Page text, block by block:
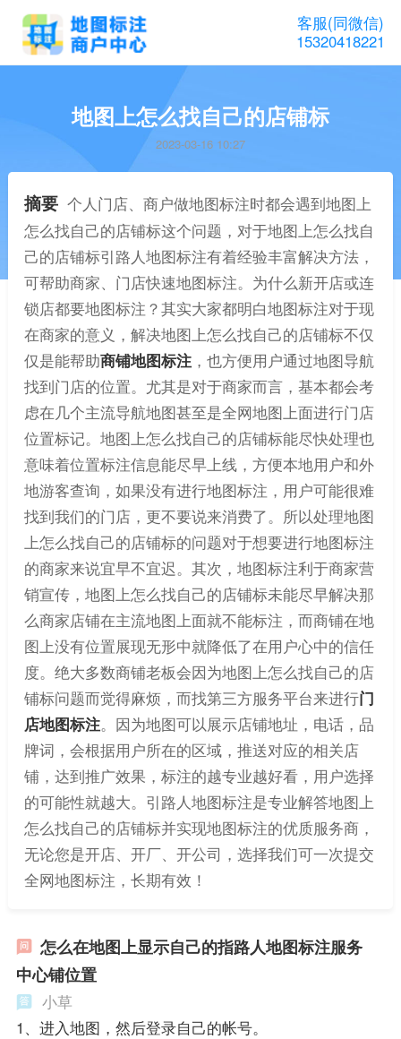
客服(同微信)
15320418221
地图上怎么找自己的店铺标
2023-03-16 10:27
摘要 个人门店、商户做地图标注时都会遇到地图上
怎么找自己的店铺标这个问题，对于地图上怎么找自
己的店铺标引路人地图标注有着经验丰富解决方法，
可帮助商家、门店快速地图标注。为什么新开店或连
锁店都要地图标注？其实大家都明白地图标注对于现
在商家的意义，解决地图上怎么找自己的店铺标不仅
仅是能帮助商铺地图标注，也方便用户通过地图导航
找到门店的位置。尤其是对于商家而言，基本都会考
虑在几个主流导航地图甚至是全网地图上面进行门店
位置标记。地图上怎么找自己的店铺标能尽快处理也
意味着位置标注信息能尽早上线，方便本地用户和外
地游客查询，如果没有进行地图标注，用户可能很难
找到我们的门店，更不要说来消费了。所以处理地图
上怎么找自己的店铺标的问题对于想要进行地图标注
的商家来说宜早不宜迟。其次，地图标注利于商家营
销宣传，地图上怎么找自己的店铺标未能尽早解决那
么商家店铺在主流地图上面就不能标注，而商铺在地
图上没有位置展现无形中就降低了在用户心中的信任
度。绝大多数商铺老板会因为地图上怎么找自己的店
铺标问题而觉得麻烦，而找第三方服务平台来进行门
店地图标注。因为地图可以展示店铺地址，电话，品
牌词，会根据用户所在的区域，推送对应的相关店
铺，达到推广效果，标注的越专业越好看，用户选择
的可能性就越大。引路人地图标注是专业解答地图上
怎么找自己的店铺标并实现地图标注的优质服务商，
无论您是开店、开厂、开公司，选择我们可一次提交
全网地图标注，长期有效！
怎么在地图上显示自己的指路人地图标注服务
中心铺位置
小草
1、进入地图，然后登录自己的帐号。